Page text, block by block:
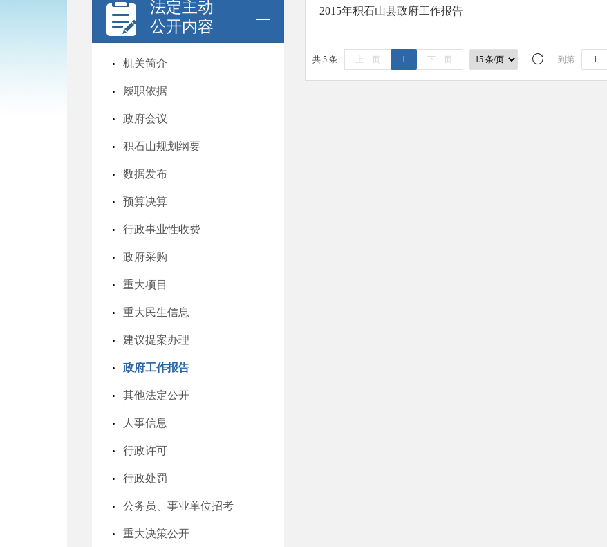
法定主动
公开内容
机关简介
履职依据
政府会议
积石山规划纲要
数据发布
预算决算
行政事业性收费
政府采购
重大项目
重大民生信息
建议提案办理
政府工作报告
其他法定公开
人事信息
行政许可
行政处罚
公务员、事业单位招考
重大决策公开
2015年积石山县政府工作报告
共 5 条 上一页 1 下一页 到第